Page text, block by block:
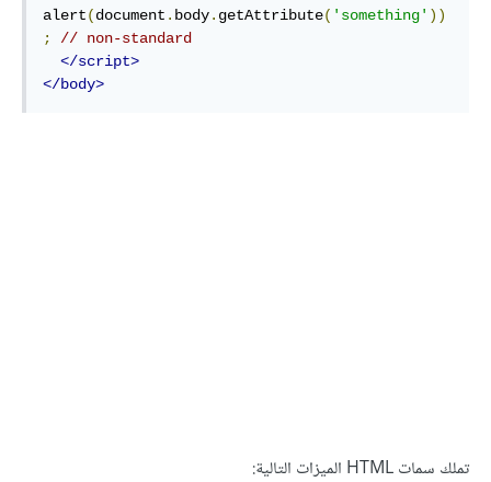
alert(document . body. getAttribute( 'something' ))
;
// non-standard
</script>
</body>
تملك سمات HTML الميزات التالية: